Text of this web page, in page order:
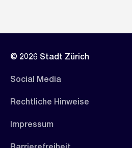
© 2026 Stadt Zürich
Social Media
Rechtliche Hinweise
Impressum